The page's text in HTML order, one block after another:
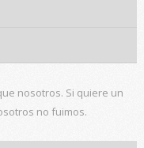
nosotros. Si quiere un
no fuimos.